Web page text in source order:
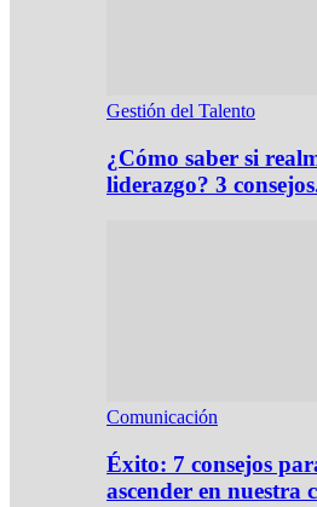
Gestión del Talento
¿Cómo saber si
liderazgo? 3
Comunicación
Éxito: 7 consejos
ascender en nuestra